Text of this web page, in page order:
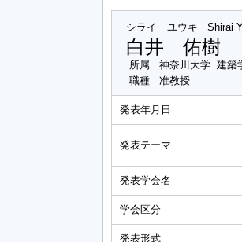
シライ ユウキ Shirai
白井 佑樹
所属
神奈川大学 建築
職種
准教授
発表年月日
発表テーマ
発表学会名
学会区分
発表形式